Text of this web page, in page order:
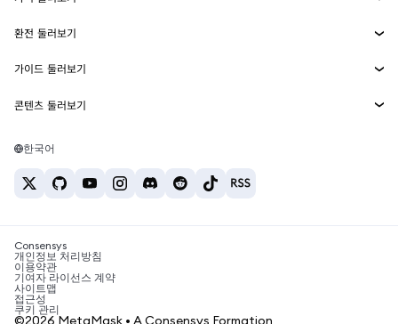
MetaMask Connect
Snaps
웹3 서비스
보안
고객 지원
채용
이더리움 가격
솔라나 가격
테더 가격
환전 둘러보기
ETH를 USD로 환전
USDT를 INR로 환전
BTC를 INR로 환전
ETH를 USDT로 환전
가이드 둘러보기
ETH 매수
USDT 매수
SHIB 매수
BNB 매수
콘텐츠 둘러보기
솔라나 지갑
암호화폐 세금 뉴스
암호화폐 매수 방법
비트코인 매도 방법
한국어
Consensys
개인정보 처리방침
이용약관
기여자 라이선스 계약
사이트맵
접근성
쿠키 관리
©2026 MetaMask • A Consensys Formation